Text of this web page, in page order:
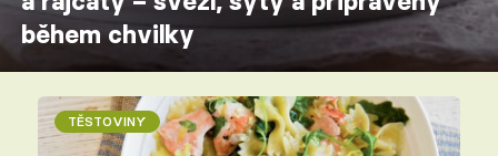
během chvilky
TĚSTOVINY